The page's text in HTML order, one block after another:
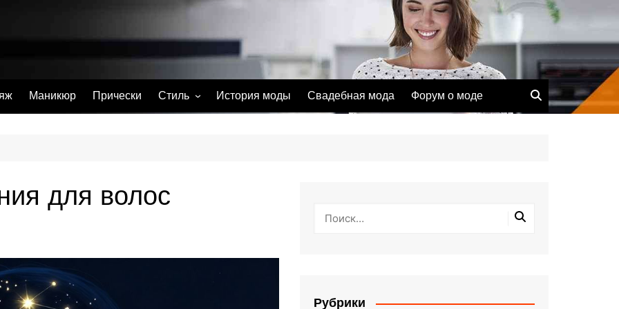
Маникюр Прически Стиль История моды Свадебная мода Форум о моде
для волос
Рубрики